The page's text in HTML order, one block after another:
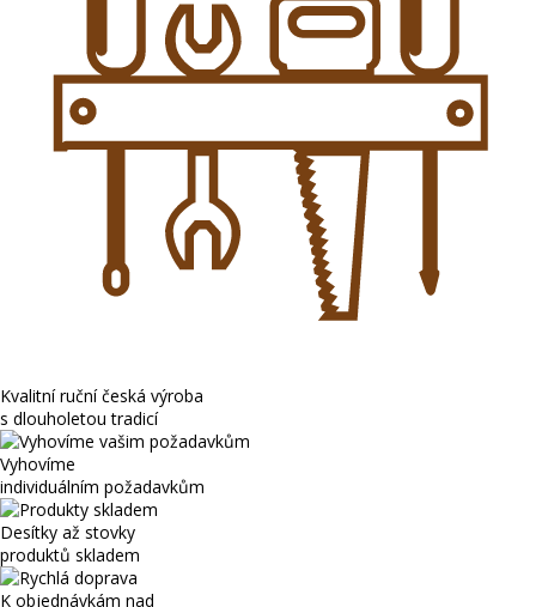
Kvalitní ruční česká výroba
s dlouholetou tradicí
Vyhovíme
individuálním požadavkům
Desítky až stovky
produktů skladem
K objednávkám nad